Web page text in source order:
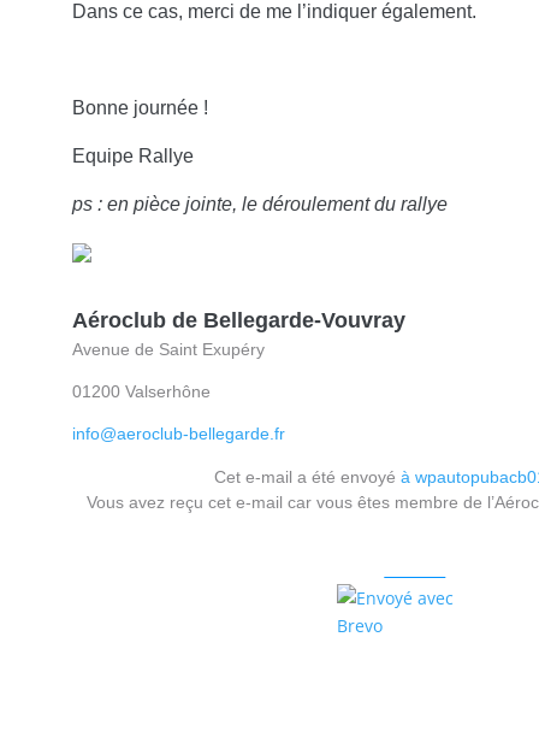
Dans ce cas, merci de me l’indiquer également.
Bonne journée !
Equipe Rallye
ps : en pièce jointe, le déroulement du rallye
Aéroclub de Bellegarde-Vouvray
Avenue de Saint Exupéry
01200 Valserhône
info@aeroclub-bellegarde.fr
Cet e-mail a été envoyéà
Vous avez reçu cet e-mail car vous êtes membre de